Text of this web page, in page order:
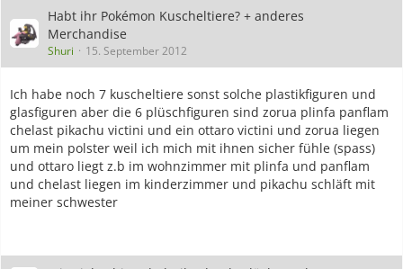
Habt ihr Pokémon Kuscheltiere? + anderes
Merchandise
Shuri 15. September 2012
Ich habe noch 7 kuscheltiere sonst solche plastikfiguren und
glasfiguren aber die 6 plüschfiguren sind zorua plinfa panflam
chelast pikachu victini und ein ottaro victini und zorua liegen
um mein polster weil ich mich mit ihnen sicher fühle (spass)
und ottaro liegt z.b im wohnzimmer mit plinfa und panflam
und chelast liegen im kinderzimmer und pikachu schläft mit
meiner schwester